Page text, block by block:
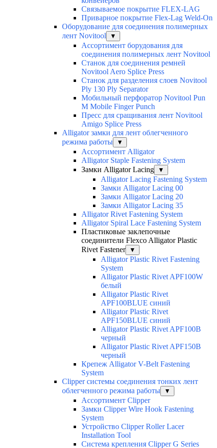
Связываемое покрытие FLEX-LAG
Приварное покрытие Flex-Lag Weld-On
Оборудование для соединения полимерных
лент Novitool
▼
Ассортимент борудования для
соединения полимерных лент Novitool
Станок для соединения ремней
Novitool Aero Splice Press
Станок для разделения слоев Novitool
Ply 130 Ply Separator
Мобильный перфоратор Novitool Pun
M Mobile Finger Punch
Пресс для сращивания лент Novitool
Amigo Splice Press
Alligator замки для лент облегченного
режима работы
▼
Ассортимент Alligator
Alligator Staple Fastening System
Замки Alligator Lacing
▼
Alligator Lacing Fastening System
Замки Alligator Lacing 00
Замки Alligator Lacing 20
Замки Alligator Lacing 35
Alligator Rivet Fastening System
Alligator Spiral Lace Fastening System
Пластиковые заклепочные
соединители Flexco Alligator Plastic
Rivet Fastener
▼
Alligator Plastic Rivet Fastening
System
Alligator Plastic Rivet APF100W
белый
Alligator Plastic Rivet
APF100BLUE синий
Alligator Plastic Rivet
APF150BLUE синий
Alligator Plastic Rivet APF100B
черный
Alligator Plastic Rivet APF150B
черный
Крепеж Alligator V-Belt Fastening
System
Clipper системы соединения тонких лент
облегченного режима работы
▼
Ассортимент Clipper
Замки Clipper Wire Hook Fastening
System
Устройство Clipper Roller Lacer
Installation Tool
Система крепления Clipper G Series